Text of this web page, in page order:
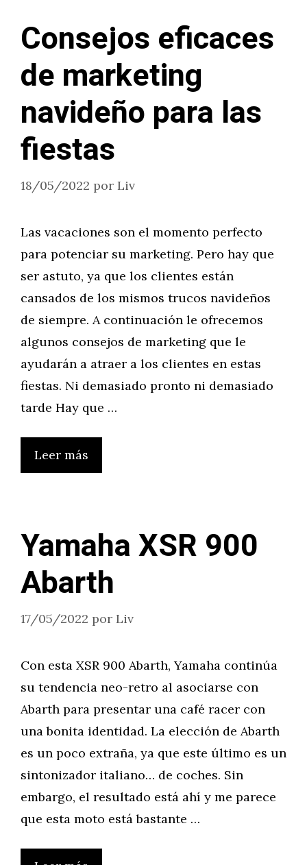
Consejos eficaces
de marketing
navideño para las
fiestas
18/05/2022 por Liv
Las vacaciones son el momento perfecto
para potenciar su marketing. Pero hay que
ser astuto, ya que los clientes están
cansados de los mismos trucos navideños
de siempre. A continuación le ofrecemos
algunos consejos de marketing que le
ayudarán a atraer a los clientes en estas
fiestas. Ni demasiado pronto ni demasiado
tarde Hay que …
Leer más
Yamaha XSR 900
Abarth
17/05/2022 por Liv
Con esta XSR 900 Abarth, Yamaha continúa
su tendencia neo-retro al asociarse con
Abarth para presentar una café racer con
una bonita identidad. La elección de Abarth
es un poco extraña, ya que este último es un
sintonizador italiano… de coches. Sin
embargo, el resultado está ahí y me parece
que esta moto está bastante …